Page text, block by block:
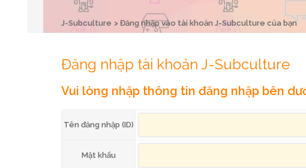
J-Subculture Đăng nhập vào tài khoản J-Subculture của bạn
Đăng nhập tài khoản J-Subculture
Vui lòng nhập thông tin đăng nhập bên
Tên đăng nhập (ID)
Mật khẩu